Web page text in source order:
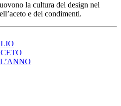
la cultura del design nel
e dei condimenti.